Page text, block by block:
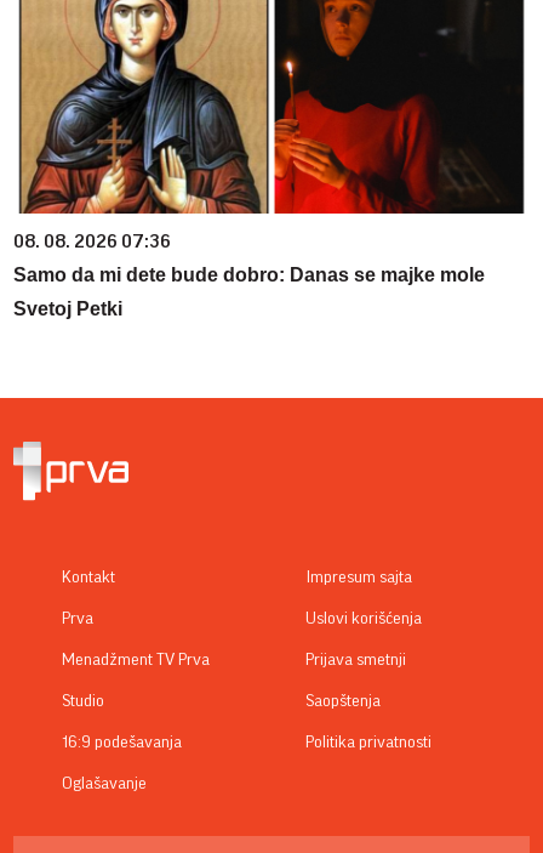
08. 08. 2026 07:36
Samo da mi dete bude dobro: Danas se majke mole
Svetoj Petki
Kontakt
Prva
Menadžment TV Prva
Studio
16:9 podešavanja
Oglašavanje
Impresum sajta
Uslovi korišćenja
Prijava smetnji
Saopštenja
Politika privatnosti